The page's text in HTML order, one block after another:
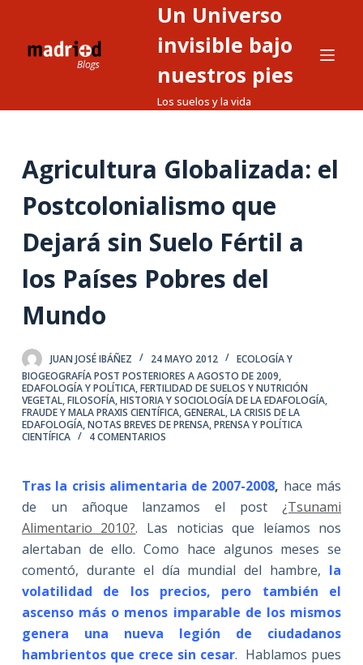
n
o
Un Universo
invisible bajo
nuestros pies
Los suelos y la vida
Agricultura Globalizada: el
Postcolonialismo que
Dejará sin Suelo Fértil a
los Países Pobres del
Mundo
JUAN JOSÉ IBÁÑEZ 24 MAYO 2012
ECOLOGÍA Y
BIOGEOGRAFÍA POST POSTERIORES A AGOSTO DE 2009,
EDAFOLOGÍA Y POLÍTICA,FERTILIDAD DE SUELOS Y NUTRICIÓN
VEGETAL,FILOSOFÍA, HISTORIA Y SOCIOLOGÍA DE LA EDAFOLOGÍA,
FRAUDE Y MALA PRAXIS CIENTÍFICA,GENERAL,LA CRISIS DE LA
EDAFOLOGÍA,NOTAS BREVES DE PRENSA,PRENSA Y POLÍTICA
CIENTÍFICA
4 COMENTARIOS
Tras la crisis alimentaria de 2007-2008, hace más
de un añoque lanzamos el post ¿Tsunami
Alimentario 2010?. Las noticias que leíamos nos
alertaban de ello. Como hace algunos meses se
comentó, durante el día mundial del hambre, la
volatilidad de los precios, pero también el
ascenso más o menos imparable de los mismos
genera una nueva legión de ciudadanos
hambrientos que crece sin cesar. Hablamos pues